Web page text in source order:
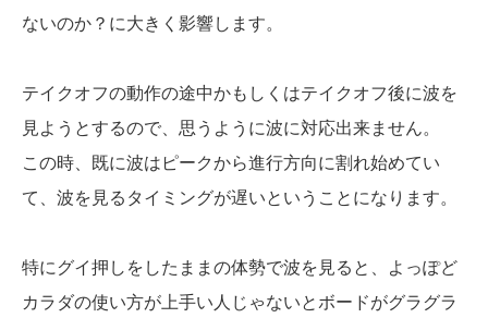
ないのか？に大きく影響します。
テイクオフの動作の途中かもしくはテイクオフ後に波を
見ようとするので、思うように波に対応出来ません。
この時、既に波はピークから進行方向に割れ始めてい
て、波を見るタイミングが遅いということになります。
特にグイ押しをしたままの体勢で波を見ると、よっぽど
カラダの使い方が上手い人じゃないとボードがグラグラ